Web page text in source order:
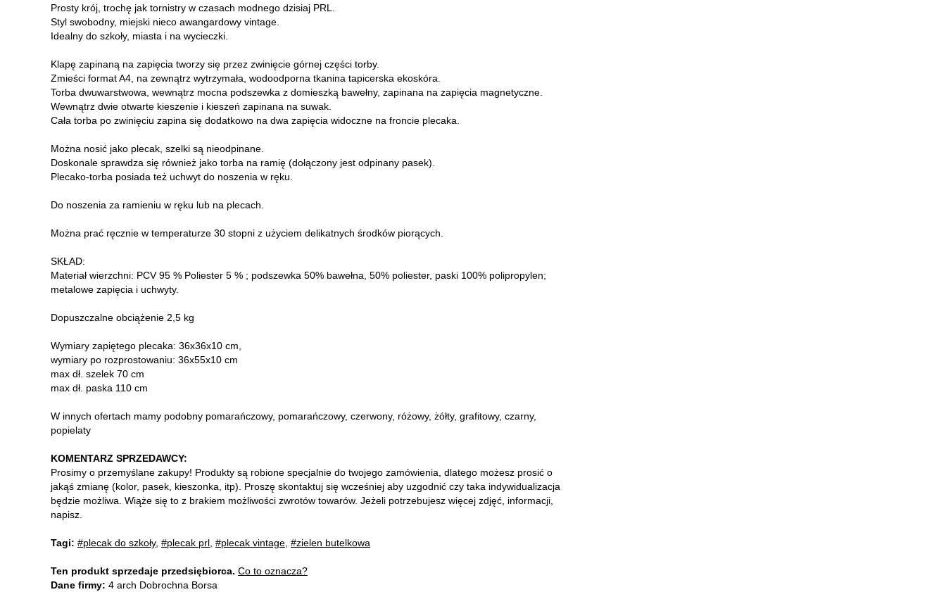
Prosty krój, trochę jak tornistry w czasach modnego dzisiaj PRL.
Styl swobodny, miejski nieco awangardowy vintage.
Idealny do szkoły, miasta i na wycieczki.
Klapę zapinaną na zapięcia tworzy się przez zwinięcie górnej części torby.
Zmieści format A4, na zewnątrz wytrzymała, wodoodporna tkanina tapicerska ekoskóra.
Torba dwuwarstwowa, wewnątrz mocna podszewka z domieszką bawełny, zapinana na zapięcia magnetyczne.
Wewnątrz dwie otwarte kieszenie i kieszeń zapinana na suwak.
Cała torba po zwinięciu zapina się dodatkowo na dwa zapięcia widoczne na froncie plecaka.
Można nosić jako plecak, szelki są nieodpinane.
Doskonale sprawdza się również jako torba na ramię (dołączony jest odpinany pasek).
Plecako-torba posiada też uchwyt do noszenia w ręku.
Do noszenia za ramieniu w ręku lub na plecach.
Można prać ręcznie w temperaturze 30 stopni z użyciem delikatnych środków piorących.
SKŁAD:
Materiał wierzchni: PCV 95 % Poliester 5 % ; podszewka 50% bawełna, 50% poliester, paski 100% polipropylen;
metalowe zapięcia i uchwyty.
Dopuszczalne obciążenie 2,5 kg
Wymiary zapiętego plecaka: 36x36x10 cm,
wymiary po rozprostowaniu: 36x55x10 cm
max dł. szelek 70 cm
max dł. paska 110 cm
W innych ofertach mamy podobny pomarańczowy, pomarańczowy, czerwony, różowy, żółty, grafitowy, czarny,
popielaty
KOMENTARZ SPRZEDAWCY:
Prosimy o przemyślane zakupy! Produkty są robione specjalnie do twojego zamówienia, dlatego możesz prosić o
jakąś zmianę (kolor, pasek, kieszonka, itp). Proszę skontaktuj się wcześniej aby uzgodnić czy taka indywidualizacja
będzie możliwa. Wiąże się to z brakiem możliwości zwrotów towarów. Jeżeli potrzebujesz więcej zdjęć, informacji,
napisz.
Tagi: #plecak do szkoły, #plecak prl #plecak vintage #zielen butelkowa
Ten produkt sprzedaje przedsiębiorca. Co to oznacza?
Dane firmy: 4 arch Dobrochna Borsa